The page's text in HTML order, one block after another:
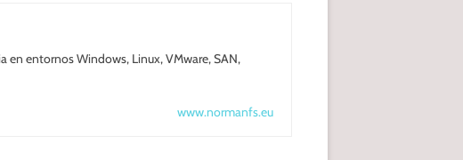
en entornos Windows, Linux, VMware, SAN,
www.normanfs.eu